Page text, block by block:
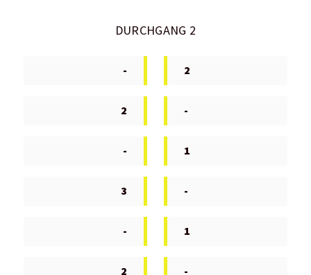
DURCHGANG 2
- 2
2 -
- 1
3 -
- 1
2 -